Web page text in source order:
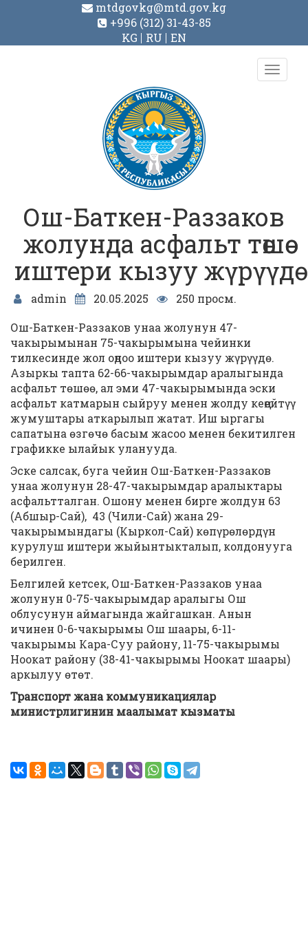
mtdgovkg@mtd.gov.kg
+996 (312) 31-43-85
KG
RU EN
Toggle
Ош-Баткен-Раззаков
жолунда асфальт төшөө
иштери кызуу жүрүүдө
admin 20.05.2025
250 просм.
Ош-Баткен-Раззаков унаа жолунун 47-
чакырымынан 75-чакырымына чейинки
тилкесинде жол оңдоо иштери кызуу жүрүүдө.
Азыркы тапта 62-66-чакырымдар аралыгында
асфальт төшөө, ал эми 47-чакырымында эски
асфальт катмарын сыйруу менен жолду кеңейтүү
жумуштары аткарылып жатат. Иш ыргагы
сапатына өзгөчө басым жасоо менен бекитилген
графикке ылайык уланууда.
Эске салсак, буга чейин Ош-Баткен-Раззаков
унаа жолунун 28-47-чакырымдар аралыктары
асфальтталган. Ошону менен бирге жолдун 63
(Абшыр-Сай), 43 (Чили-Сай) жана 29-
чакырымындагы (Кыркол-Сай) көпүрөлөрдүн
курулуш иштери жыйынтыкталып, колдонууга
берилген.
Белгилей кетсек, Ош-Баткен-Раззаков унаа
жолунун 0-75-чакырымдар аралыгы Ош
облусунун аймагында жайгашкан. Анын
ичинен 0-6-чакырымы Ош шаары, 6-11-
чакырымы Кара-Суу району, 11-75-чакырымы
Ноокат району (38-41-чакырымы Ноокат шаары)
аркылуу өтөт.
Транспорт жана коммуникациялар
министрлигинин маалымат кызматы